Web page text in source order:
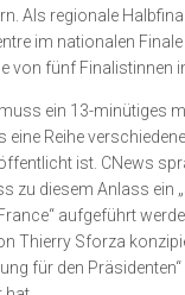
Als regionale
im nationalen
von fünf Finalistinnen
ein 13-minütiges
Reihe
ist. CNews
zu diesem Anlass ein
aufgeführt
Thierry Sforza
für den